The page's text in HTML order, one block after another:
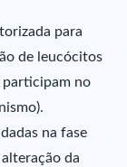
para
de leucócitos
participam no
na fase
da